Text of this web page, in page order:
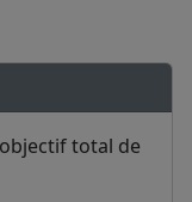
total de